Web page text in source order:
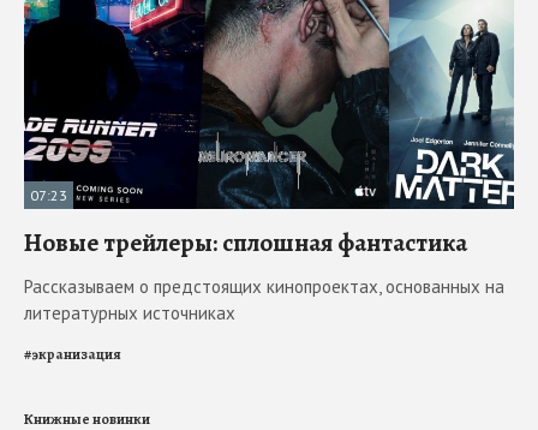
07:23
Новые трейлеры: сплошная фантастика
Рассказываем о предстоящих кинопроектах, основанных на
литературных источниках
#экранизация
Книжные новинки